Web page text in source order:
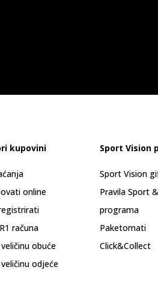
kupovini
online
računa
obuće
odjeće
Sport Vision
Sport Vision
Pravila Sport
programa
Paketomati
Click&Collect